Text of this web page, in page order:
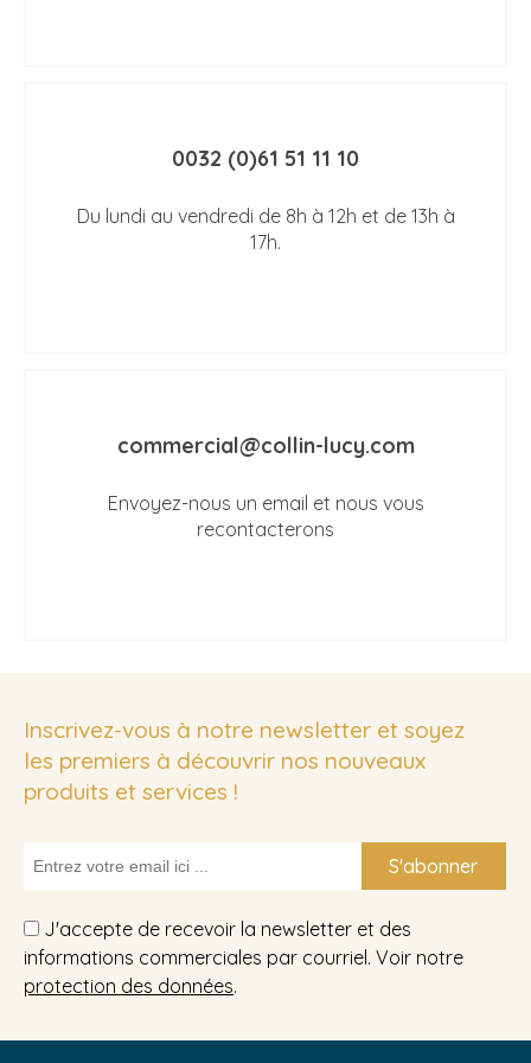
0032 (0)61 51 11 10
Du lundi au vendredi de 8h à 12h et de 13h à
17h.
commercial@collin-lucy.com
Envoyez-nous un email et nous vous
recontacterons
Inscrivez-vous à notre newsletter et soyez
les premiers à découvrir nos nouveaux
produits et services !
S'abonner
J'accepte de recevoir la newsletter et des
informations commerciales par courriel. Voir notre
protection des données.